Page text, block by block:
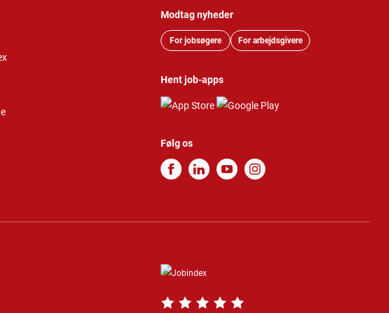
Modtag nyheder
For jobsøgere For arbejdsgivere
Hent job-apps
Følg os